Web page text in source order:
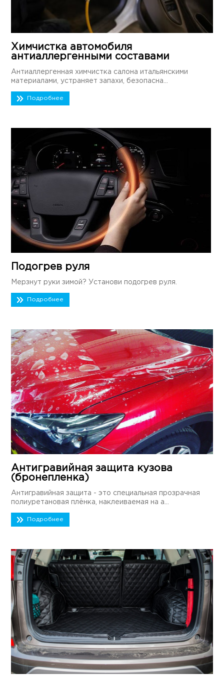
Химчистка автомобиля
антиаллергенными составами
Антиаллергенная химчистка салона итальянскими
материалами, устраняет запахи, безопасна...
Подробнее
Подогрев руля
Мерзнут руки зимой? Установи подогрев руля.
Подробнее
Антигравийная защита кузова
(бронепленка)
Антигравийная защита - это специальная прозрачная
полиуретановая плёнка, наклеиваемая на а...
Подробнее